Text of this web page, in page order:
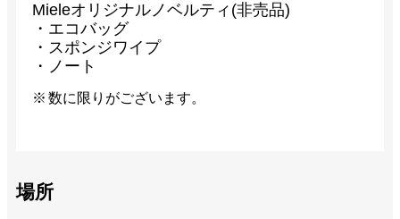
Mieleオリジナルノベルティ(非売品)
・エコバッグ
・スポンジワイプ
・ノート
数に限りがございます。
場所